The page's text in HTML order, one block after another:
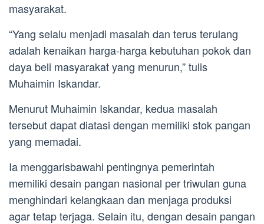
masyarakat.
“Yang selalu menjadi masalah dan terus terulang
adalah kenaikan harga-harga kebutuhan pokok dan
daya beli masyarakat yang menurun,” tulis
Muhaimin Iskandar.
Menurut Muhaimin Iskandar, kedua masalah
tersebut dapat diatasi dengan memiliki stok pangan
yang memadai.
Ia menggarisbawahi pentingnya pemerintah
memiliki desain pangan nasional per triwulan guna
menghindari kelangkaan dan menjaga produksi
agar tetap terjaga. Selain itu, dengan desain pangan